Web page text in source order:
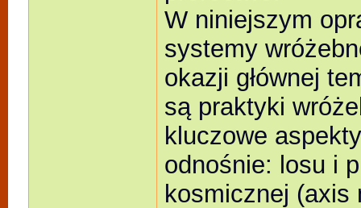
W niniejszym
systemy
okazji głównej
są praktyki
kluczowe
odnośnie: losu i
kosmicznej (axis